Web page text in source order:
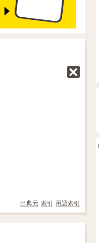
出典元 索引 用語索引